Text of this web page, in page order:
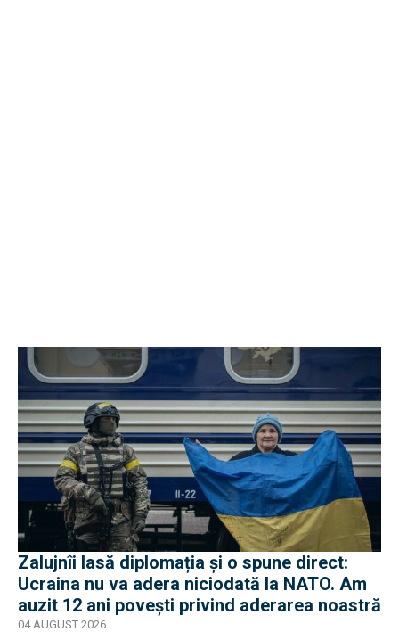
Zalujnîi lasă diplomația și o spune direct:
Ucraina nu va adera niciodată la NATO. Am
auzit 12 ani povești privind aderarea noastră
04 AUGUST 2026